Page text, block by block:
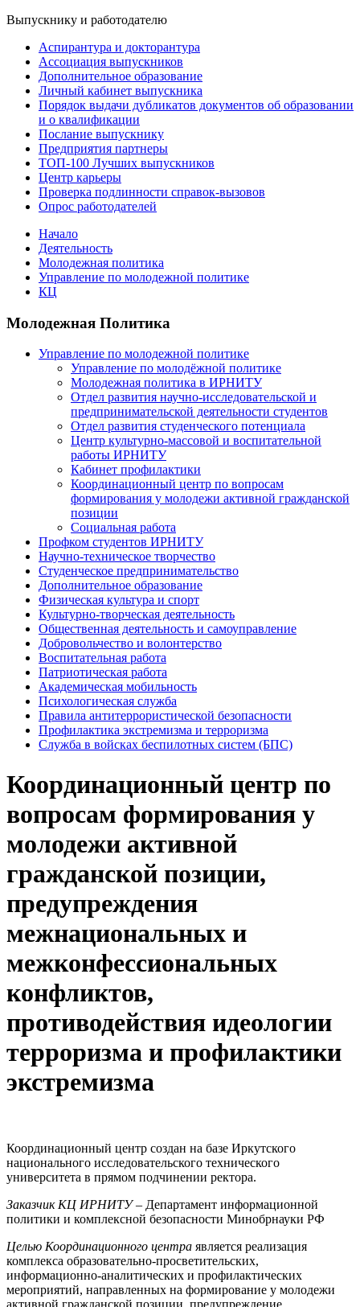
Выпускнику и работодателю
Аспирантура и докторантура
Ассоциация выпускников
Дополнительное образование
Личный кабинет выпускника
Порядок выдачи дубликатов документов об образовании
и о квалификации
Послание выпускнику
Предприятия партнеры
ТОП-100 Лучших выпускников
Центр карьеры
Проверка подлинности справок-вызовов
Опрос работодателей
Начало
Деятельность
Молодежная политика
Управление по молодежной политике
КЦ
Молодежная Политика
Управление по молодежной политике
Управление по молодёжной политике
Молодежная политика в ИРНИТУ
Отдел развития научно-исследовательской и
предпринимательской деятельности студентов
Отдел развития студенческого потенциала
Центр культурно-массовой и воспитательной
работы ИРНИТУ
Кабинет профилактики
Координационный центр по вопросам
формирования у молодежи активной гражданской
позиции
Социальная работа
Профком студентов ИРНИТУ
Научно-техническое творчество
Студенческое предпринимательство
Дополнительное образование
Физическая культура и спорт
Культурно-творческая деятельность
Общественная деятельность и самоуправление
Добровольчество и волонтерство
Воспитательная работа
Патриотическая работа
Академическая мобильность
Психологическая служба
Правила антитеррористической безопасности
Профилактика экстремизма и терроризма
Служба в войсках беспилотных систем (БПС)
Координационный центр по
вопросам формирования у
молодежи активной
гражданской позиции,
предупреждения
межнациональных и
межконфессиональных
конфликтов,
противодействия идеологии
терроризма и профилактики
экстремизма
Координационный центр создан на базе Иркутского
национального исследовательского технического
университета в прямом подчинении ректора.
Заказчик КЦ ИРНИТУ– Департамент информационной
политики и комплексной безопасности Минобрнауки РФ
Целью Координационного центра является реализация
комплекса образовательно-просветительских,
информационно-аналитических и профилактических
мероприятий, направленных на формирование у молодежи